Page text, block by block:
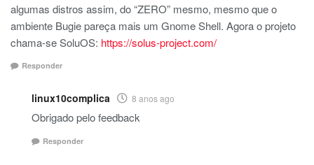
algumas distros assim, do “ZERO” mesmo, mesmo que o
ambiente Bugie pareça mais um Gnome Shell. Agora o projeto
chama-se SoluOS: https://solus-project.com/
Responder
linux10complica 8 anos ago
Obrigado pelo feedback
Responder